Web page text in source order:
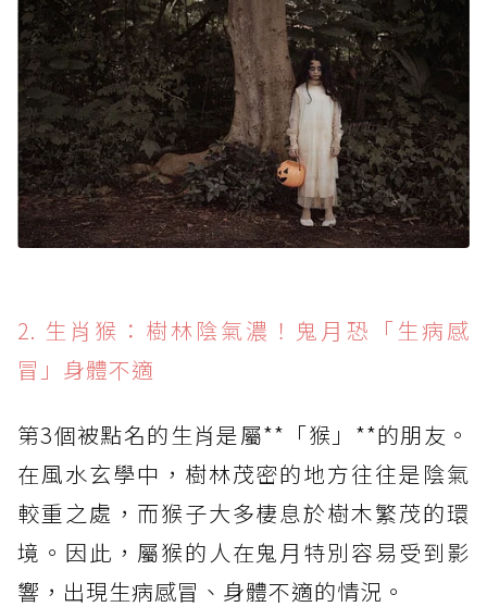
2. 生肖猴：樹林陰氣濃！鬼月恐「生病感
冒」身體不適
第3個被點名的生肖是屬**「猴」**的朋友。
在風水玄學中，樹林茂密的地方往往是陰氣
較重之處，而猴子大多棲息於樹木繁茂的環
境。因此，屬猴的人在鬼月特別容易受到影
響，出現生病感冒、身體不適的情況。